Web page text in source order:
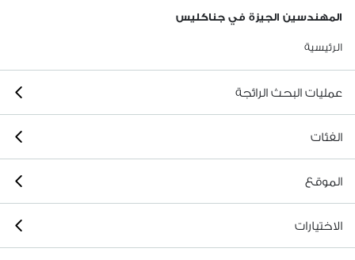
المهندسين الجيزة في جناكليس
الرئيسية
عمليات البحث الرائجة
الفئات
الموقع
الاختيارات